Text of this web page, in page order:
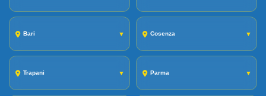
Bari ▼ Cosenza ▼
Trapani ▼ Parma ▼